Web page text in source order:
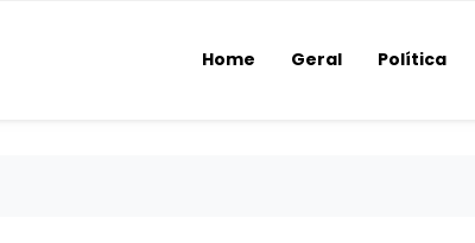
Home Geral Política